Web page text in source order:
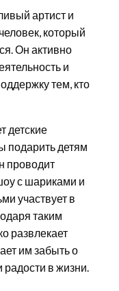
артист и
который
Он активно
и
тем, кто
детские
подарить детям
проводит
с шариками и
участвует в
таким
развлекает
им забыть о
радости в жизни.